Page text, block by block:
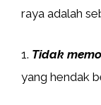
raya adalah
1. Tidak
yang hendak